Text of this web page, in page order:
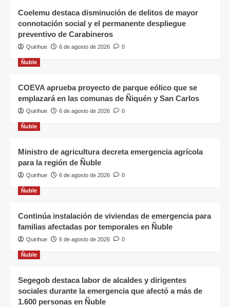
Coelemu destaca disminución de delitos de mayor
connotación social y el permanente despliegue
preventivo de Carabineros
Quirihue 6 de agosto de 2026 0
Ñuble
COEVA aprueba proyecto de parque eólico que se
emplazará en las comunas de Ñiquén y San Carlos
Quirihue 6 de agosto de 2026 0
Ñuble
Ministro de agricultura decreta emergencia agrícola
para la región de Ñuble
Quirihue 6 de agosto de 2026 0
Ñuble
Continúa instalación de viviendas de emergencia para
familias afectadas por temporales en Ñuble
Quirihue 6 de agosto de 2026 0
Ñuble
Segegob destaca labor de alcaldes y dirigentes
sociales durante la emergencia que afectó a más de
1.600 personas en Ñuble